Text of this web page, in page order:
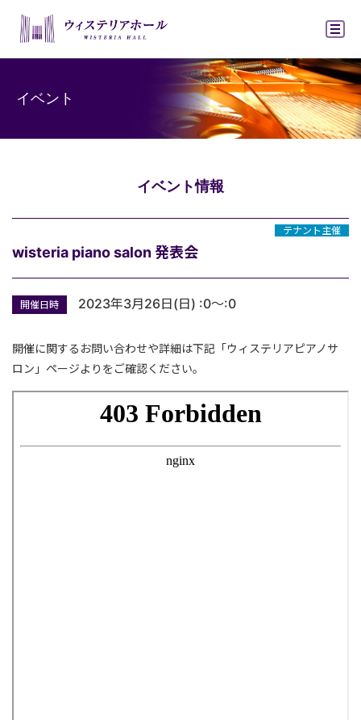
ウィステリアホ
イベント
イベント情報
wisteria piano salon 発表会
テナント主催
開催日時 2023年3月26日(日) :0～:0
開催に関するお問い合わせや詳細は下記「ウィステリアピアノサ
ロン」ページよりをご確認ください。